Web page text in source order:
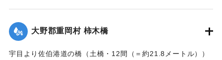
水は明治26年の水害に比べても割合が大きく、浸水家屋が
200戸に及んでいるのは要するに排水地である橋の上に不自然
な住宅を建築する許可を当局が出したためとして、その不当
大野郡重岡村 柿木橋
宇目より佐伯港道の橋（土橋・12間（＝約21.8メートル））